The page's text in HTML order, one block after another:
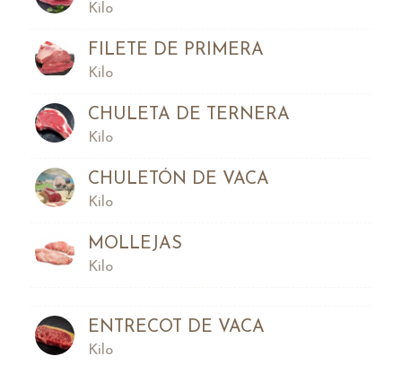
Kilo
FILETE DE PRIMERA
Kilo
CHULETA DE TERNERA
Kilo
CHULETÓN DE VACA
Kilo
MOLLEJAS
Kilo
ENTRECOT DE VACA
Kilo